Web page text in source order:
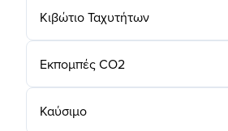
Κιβώτιο Ταχυτήτων
Εκπομπές CO2
Καύσιμο